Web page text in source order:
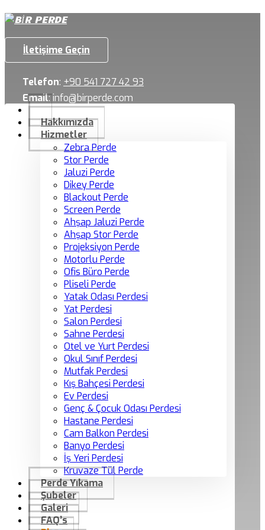
İletişime Geçin
Telefon: +90 541 727 42 93
Email:info@birperde.com
Hakkımızda
Hizmetler
Zebra Perde
Stor Perde
Jaluzi Perde
Dikey Perde
Blackout Perde
Screen Perde
Ahşap Jaluzi Perde
Ahşap Stor Perde
Projeksiyon Perde
Motorlu Perde
Ofis Büro Perde
Pliseli Perde
Yatak Odası Perdesi
Yat Perdesi
Salon Perdesi
Sahne Perdesi
Otel ve Yurt Perdesi
Okul Sınıf Perdesi
Mutfak Perdesi
Kış Bahçesi Perdesi
Ev Perdesi
Genç & Çocuk Odası Perdesi
Hastane Perdesi
Cam Balkon Perdesi
Banyo Perdesi
İş Yeri Perdesi
Kruvaze Tül Perde
Perde Yıkama
Şubeler
Galeri
FAQ’s